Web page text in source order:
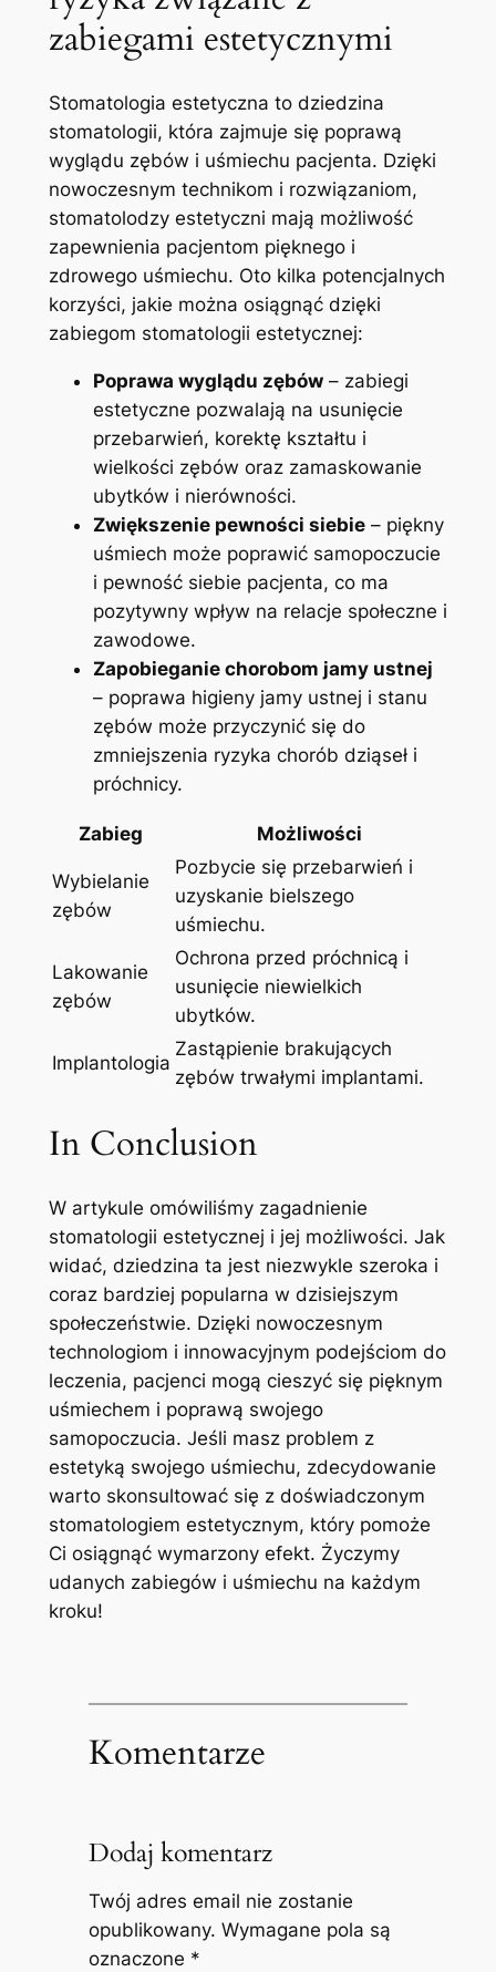
zabiegami estetycznymi
Stomatologia estetyczna​ to dziedzina
stomatologii, ⁣która zajmuje się poprawą
⁤wyglądu zębów ‌i uśmiechu pacjenta.‌ Dzięki
nowoczesnym technikom i rozwiązaniom,​
stomatolodzy estetyczni mają⁣ możliwość
zapewnienia ‌pacjentom​ pięknego i
⁣zdrowego uśmiechu. Oto kilka potencjalnych
korzyści, jakie można osiągnąć dzięki
zabiegom ​stomatologii estetycznej:
Poprawa wyglądu ‍zębów– zabiegi⁤
estetyczne pozwalają⁣ na usunięcie
przebarwień, ​korektę kształtu ​i
wielkości⁣ zębów oraz​ zamaskowanie
ubytków i ⁢nierówności.
Zwiększenie pewności siebie– piękny
uśmiech może poprawić‌ samopoczucie
i ⁣pewność siebie pacjenta, co ma
pozytywny wpływ na relacje społeczne i
zawodowe.
Zapobieganie chorobom ​jamy⁣ ustnej
– poprawa‍ higieny ‌jamy ustnej i stanu
zębów może przyczynić ‍się do
zmniejszenia ryzyka chorób⁣ dziąseł ⁢i
próchnicy.
Zabieg Możliwości
Wybielanie
zębów
Pozbycie⁢ się przebarwień⁢ i
uzyskanie bielszego⁣
uśmiechu.
Lakowanie
⁣zębów
Ochrona przed próchnicą ⁣i
⁣usunięcie niewielkich
‌ubytków.
Implantologia
Zastąpienie ‍brakujących
zębów trwałymi implantami.
In Conclusion
W‌ artykule omówiliśmy⁤ zagadnienie
stomatologii ⁢estetycznej i⁤ jej⁢ możliwości. Jak
widać, ‍dziedzina ⁣ta jest niezwykle szeroka​ i
⁢coraz bardziej popularna w ‍dzisiejszym
społeczeństwie. Dzięki ⁣nowoczesnym‍
technologiom i​ innowacyjnym podejściom do
leczenia, pacjenci mogą cieszyć się ⁣pięknym
uśmiechem i‌ poprawą swojego​
samopoczucia. ​Jeśli masz⁣ problem z⁣
estetyką swojego uśmiechu, ‍zdecydowanie
warto skonsultować się z doświadczonym‍
stomatologiem estetycznym, ⁢który pomoże
Ci osiągnąć ​wymarzony efekt. Życzymy
‌udanych zabiegów i ⁣uśmiechu na każdym
kroku!
Komentarze
Dodaj komentarz
Twój adres email nie zostanie
opublikowany. Wymagane pola są
oznaczone *